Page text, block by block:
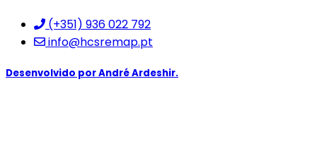
(+351) 936 022 792
info@hcsremap.pt
Desenvolvido porAndré Ardeshir.